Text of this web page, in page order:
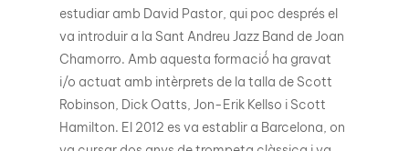
estudiar amb David Pastor, qui poc després el
va introduir a la Sant Andreu Jazz Band de Joan
Chamorro. Amb aquesta formació́ ha gravat
i/o actuat amb intèrprets de la talla de Scott
Robinson, Dick Oatts, Jon-Erik Kellso i Scott
Hamilton. El 2012 es va establir a Barcelona, on